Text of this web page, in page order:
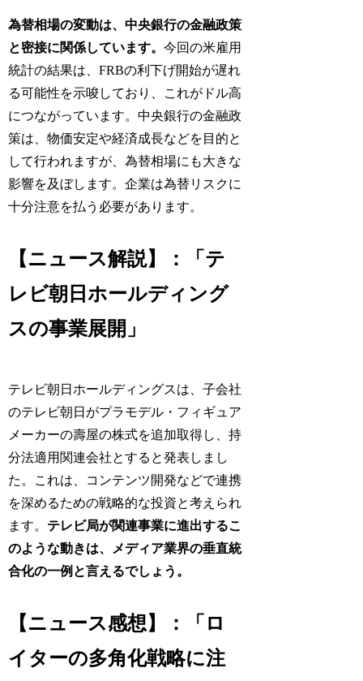
為替相場の変動は、中央銀行の金融政策
と密接に関係しています。今回の米雇用
統計の結果は、FRBの利下げ開始が遅れ
る可能性を示唆しており、これがドル高
につながっています。中央銀行の金融政
策は、物価安定や経済成長などを目的と
して行われますが、為替相場にも大きな
影響を及ぼします。企業は為替リスクに
十分注意を払う必要があります。
【ニュース解説】：「テ
レビ朝日ホールディング
スの事業展開」
テレビ朝日ホールディングスは、子会社
のテレビ朝日がプラモデル・フィギュア
メーカーの壽屋の株式を追加取得し、持
分法適用関連会社とすると発表しまし
た。これは、コンテンツ開発などで連携
を深めるための戦略的な投資と考えられ
ます。 テレビ局が関連事業に進出するこ
のような動きは、メディア業界の垂直統
合化の一例と言えるでしょう。
【ニュース感想】：「ロ
イターの多角化戦略に注